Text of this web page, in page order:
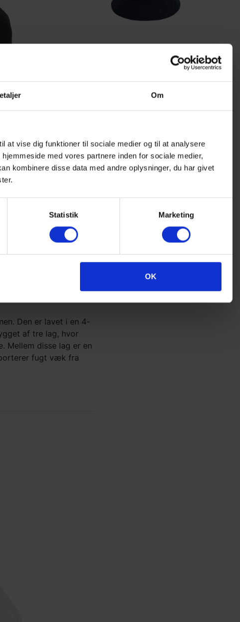
Om
at vise dig funktioner til sociale medier og til at analysere
med vores partnere inden for sociale medier,
kombinere disse data med andre oplysninger, du har givet
Statistik Marketing
OK
Den er lavet i en 4-
af tre lag, hvor
Mellem disse lag er en
fugt væk fra